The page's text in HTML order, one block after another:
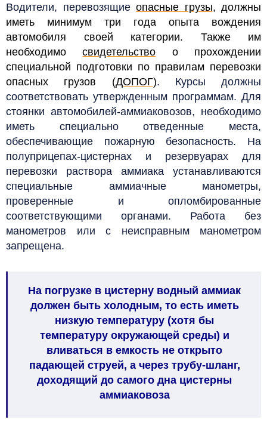
Водители, перевозящие опасные грузы, должны
иметь минимум три года опыта вождения
автомобиля своей категории. Также им
необходимосвидетельство о прохождении
специальной подготовки по правилам перевозки
опасных грузов (ДОПОГ). Курсы должны
соответствовать утвержденным программам. Для
стоянки автомобилей-аммиаковозов, необходимо
иметь специально отведенные места,
обеспечивающие пожарную безопасность. На
полуприцепах-цистернах и резервуарах для
перевозки раствора аммиака устанавливаются
специальные аммиачные манометры,
проверенные и опломбированные
соответствующими органами. Работа без
манометров или с неисправным манометром
запрещена.
На погрузке в цистерну водный аммиак
должен быть холодным, то есть иметь
низкую температуру (хотя бы
температуру окружающей среды) и
вливаться в емкость не открыто
падающей струей, а через трубу-шланг,
доходящий до самого дна цистерны
аммиаковоза